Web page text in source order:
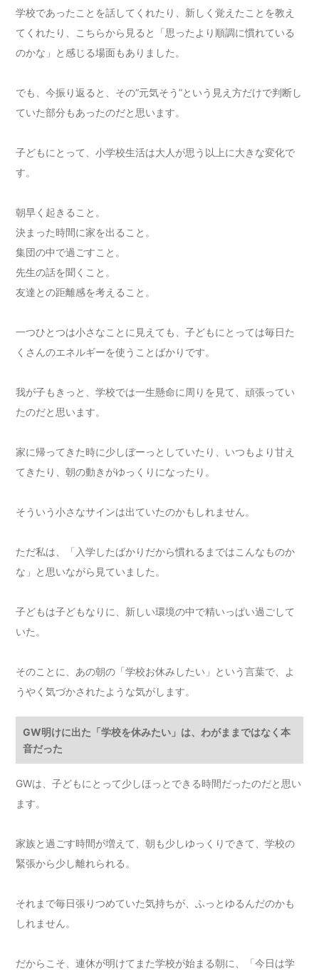
学校であったことを話してくれたり、新しく覚えたことを教え
てくれたり、こちらから見ると「思ったより順調に慣れている
のかな」と感じる場面もありました。
でも、今振り返ると、その“元気そう”という見え方だけで判断し
ていた部分もあったのだと思います。
子どもにとって、小学校生活は大人が思う以上に大きな変化で
す。
朝早く起きること。
決まった時間に家を出ること。
集団の中で過ごすこと。
先生の話を聞くこと。
友達との距離感を考えること。
一つひとつは小さなことに見えても、子どもにとっては毎日た
くさんのエネルギーを使うことばかりです。
我が子もきっと、学校では一生懸命に周りを見て、頑張ってい
たのだと思います。
家に帰ってきた時に少しぼーっとしていたり、いつもより甘え
てきたり、朝の動きがゆっくりになったり。
そういう小さなサインは出ていたのかもしれません。
ただ私は、「入学したばかりだから慣れるまではこんなものか
な」と思いながら見ていました。
子どもは子どもなりに、新しい環境の中で精いっぱい過ごして
いた。
そのことに、あの朝の「学校お休みしたい」という言葉で、よ
うやく気づかされたような気がします。
GW明けに出た「学校を休みたい」は、わがままではなく本
音だった
GWは、子どもにとって少しほっとできる時間だったのだと思い
ます。
家族と過ごす時間が増えて、朝も少しゆっくりできて、学校の
緊張から少し離れられる。
それまで毎日張りつめていた気持ちが、ふっとゆるんだのかも
しれません。
だからこそ、連休が明けてまた学校が始まる朝に、「今日は学